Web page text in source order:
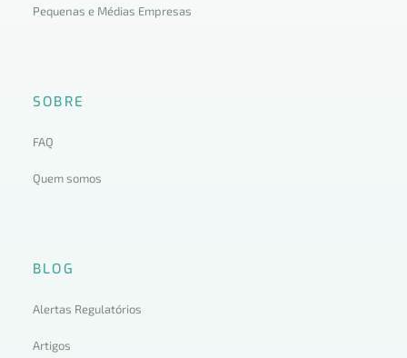
Pequenas e Médias Empresas
SOBRE
FAQ
Quem somos
BLOG
Alertas Regulatórios
Artigos